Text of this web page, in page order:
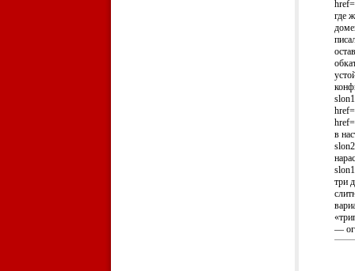
где
в
три
—